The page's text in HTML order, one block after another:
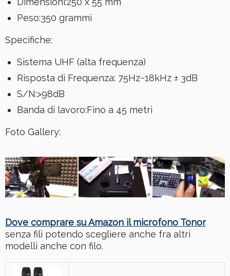
Peso:350 grammi
Specifiche:
Sistema UHF (alta frequenza)
Risposta di Frequenza: 75Hz~18kHz ± 3dB
S/N:>98dB
Banda di lavoro:Fino a 45 metri
Foto Gallery:
Dove comprare su Amazon il microfono Tonor
senza fili potendo scegliere anche fra altri
modelli anche con filo.